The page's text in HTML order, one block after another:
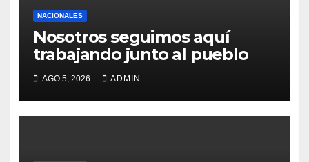
NACIONALES
Nosotros seguimos aquí
trabajando junto al pueblo
AGO 5, 2026 ADMIN